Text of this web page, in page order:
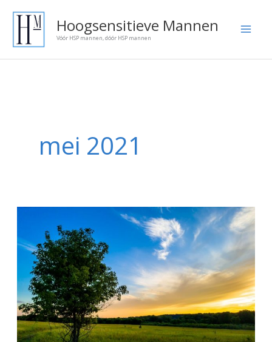
Ga
naar
Hoogsensitieve Mannen
Vóór HSP mannen, dóór HSP mannen
mei 2021
je
hoogsensitiviteit
Onze
blog
artikelen: